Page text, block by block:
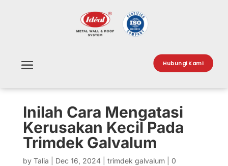
Hubungi Kami
Inilah Cara Mengatasi
Kerusakan Kecil Pada
Trimdek Galvalum
by Talia Dec 16, 2024| trimdek galvalum| 0